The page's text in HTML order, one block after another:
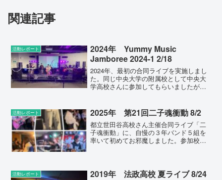
関連記事
活動レポート
2024年 Yummy Music
Jamboree 2024-1 2/18
2024年、最初の合同ライブを実施しまし
た。同じ中央大学の附属校として中央大
学高校さんに参加してもらいましたが、
で、何があったわけでもありません；）
また神奈川県立港北...
活動レポート 2025年 第21回二子魂衝動 8/2
都立世田谷高校さん主催合同ライブ「二
子魂衝動」に、自慢の３年バンド５組を
率いて初めてお邪魔しました。参加校と
テージを取り囲む「フロア...
活動レポート 2019年 法政高校 夏ライブ 8/24